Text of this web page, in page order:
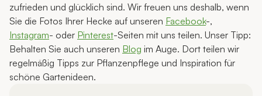
zufrieden und glücklich sind. Wir freuen uns deshalb, wenn
Sie die Fotos Ihrer Hecke auf unseren Facebook-,
Instagram- oder Pinterest-Seiten mit uns teilen. Unser Tipp:
Behalten Sie auch unseren Blog im Auge. Dort teilen wir
regelmäßig Tipps zur Pflanzenpflege und Inspiration für
schöne Gartenideen.